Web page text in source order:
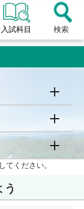
入試科目 検索
ください。